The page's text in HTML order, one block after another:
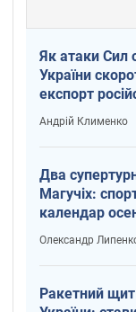
Як атаки Сил
України
експорт
Андрій Клименко
Два
Магучіх:
календар
Олександр
Ракетний щит